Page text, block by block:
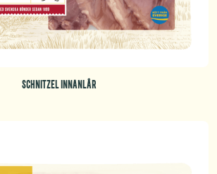
SCHNITZEL INNANLÅR